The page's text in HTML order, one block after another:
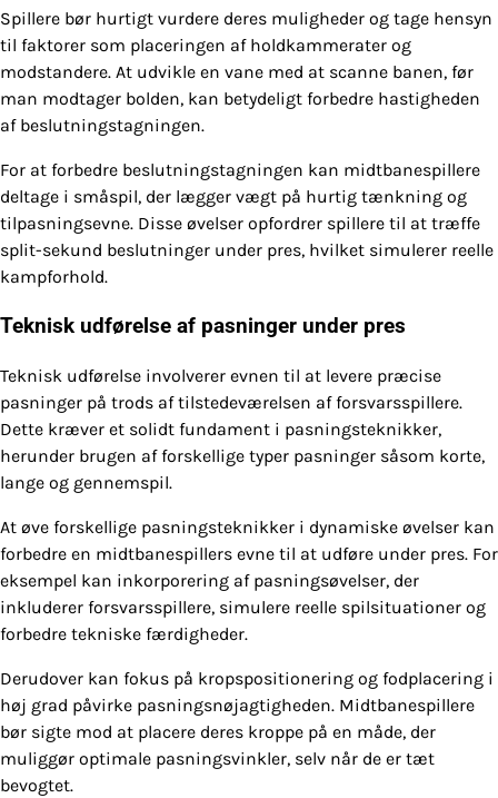
Spillere bør hurtigt vurdere deres muligheder og tage hensyn
til faktorer som placeringen af holdkammerater og
modstandere. At udvikle en vane med at scanne banen, før
man modtager bolden, kan betydeligt forbedre hastigheden
af beslutningstagningen.
For at forbedre beslutningstagningen kan midtbanespillere
deltage i småspil, der lægger vægt på hurtig tænkning og
tilpasningsevne. Disse øvelser opfordrer spillere til at træffe
split-sekund beslutninger under pres, hvilket simulerer reelle
kampforhold.
Teknisk udførelse af pasninger under pres
Teknisk udførelse involverer evnen til at levere præcise
pasninger på trods af tilstedeværelsen af forsvarsspillere.
Dette kræver et solidt fundament i pasningsteknikker,
herunder brugen af forskellige typer pasninger såsom korte,
lange og gennemspil.
At øve forskellige pasningsteknikker i dynamiske øvelser kan
forbedre en midtbanespillers evne til at udføre under pres. For
eksempel kan inkorporering af pasningsøvelser, der
inkluderer forsvarsspillere, simulere reelle spilsituationer og
forbedre tekniske færdigheder.
Derudover kan fokus på kropspositionering og fodplacering i
høj grad påvirke pasningsnøjagtigheden. Midtbanespillere
bør sigte mod at placere deres kroppe på en måde, der
muliggør optimale pasningsvinkler, selv når de er tæt
bevogtet.